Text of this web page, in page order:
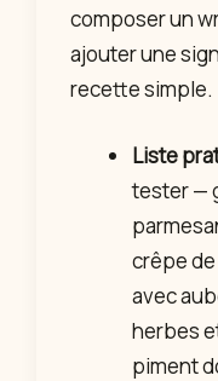
composer un
ajouter une
recette simple.
Liste
tester —
crêpe
avec
herbes
piment